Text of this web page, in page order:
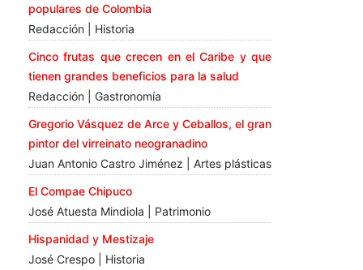
populares de Colombia
Redacción | Historia
Cinco frutas que crecen en el Caribe y que
tienen grandes beneficios para la salud
Redacción | Gastronomía
Gregorio Vásquez de Arce y Ceballos, el gran
pintor del virreinato neogranadino
Juan Antonio Castro Jiménez | Artes plásticas
El Compae Chipuco
José Atuesta Mindiola | Patrimonio
Hispanidad y Mestizaje
José Crespo | Historia